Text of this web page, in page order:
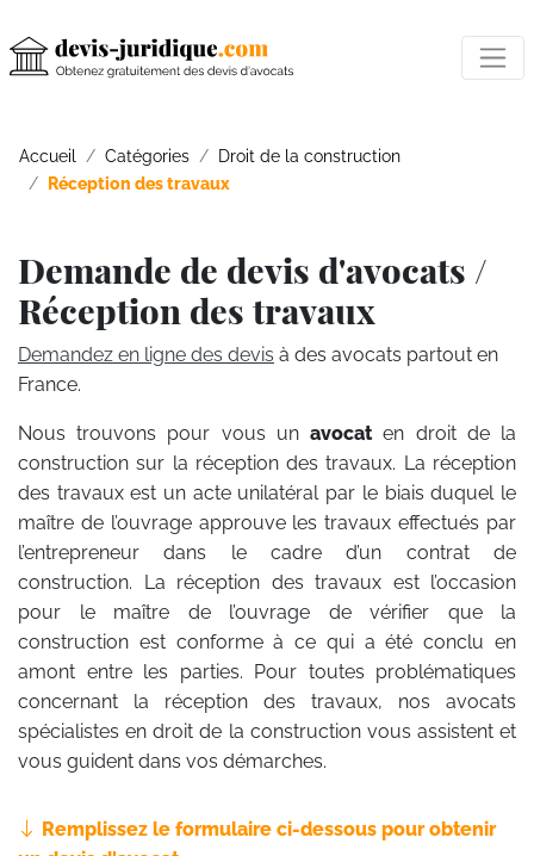
Accueil Catégories
Droit de la construction
Réception des travaux
Demande de devis d'avocats /
Réception des travaux
Demandez en ligne des devis à des avocats partout en
France.
Nous trouvons pour vous unavocaten droit de la
construction sur la réception des travaux. La réception
des travaux est un acte unilatéral par le biais duquel le
maître de l’ouvrage approuve les travaux effectués par
l’entrepreneur dans le cadre d’un contrat de
construction. La réception des travaux est l’occasion
pour le maître de l’ouvrage de vérifier que la
construction est conforme à ce qui a été conclu en
amont entre les parties. Pour toutes problématiques
concernant la réception des travaux, nos avocats
spécialistes en droit de la construction vous assistent et
vous guident dans vos démarches.
Remplissez le formulaire ci-dessous pour obtenir